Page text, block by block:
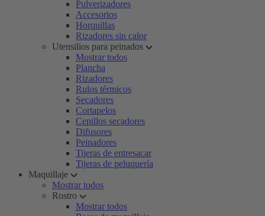
Pulverizadores
Accesorios
Horquillas
Rizadores sin calor
Utensilios para peinados
Mostrar todos
Plancha
Rizadores
Rulos térmicos
Secadores
Cortapelos
Cepillos secadores
Difusores
Peinadores
Tijeras de entresacar
Tijeras de peluquería
Maquillaje
Mostrar todos
Rostro
Mostrar todos